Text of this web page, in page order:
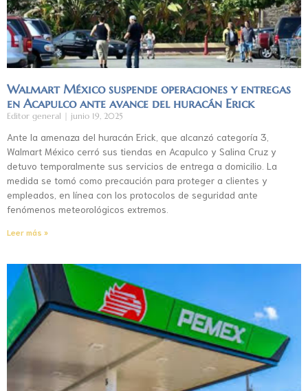
Walmart México suspende operaciones y entregas
en Acapulco ante avance del huracán Erick
Editor general junio 19, 2025
Ante la amenaza del huracán Erick, que alcanzó categoría 3,
Walmart México cerró sus tiendas en Acapulco y Salina Cruz y
detuvo temporalmente sus servicios de entrega a domicilio. La
medida se tomó como precaución para proteger a clientes y
empleados, en línea con los protocolos de seguridad ante
fenómenos meteorológicos extremos.
Leer más »